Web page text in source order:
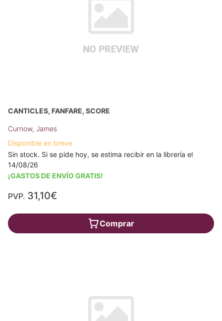
CANTICLES, FANFARE, SCORE
Curnow, James
Disponible en breve
Sin stock. Si se pide hoy, se estima recibir en la librería el
14/08/26
¡GASTOS DE ENVÍO GRATIS!
PVP. 31,10€
Comprar